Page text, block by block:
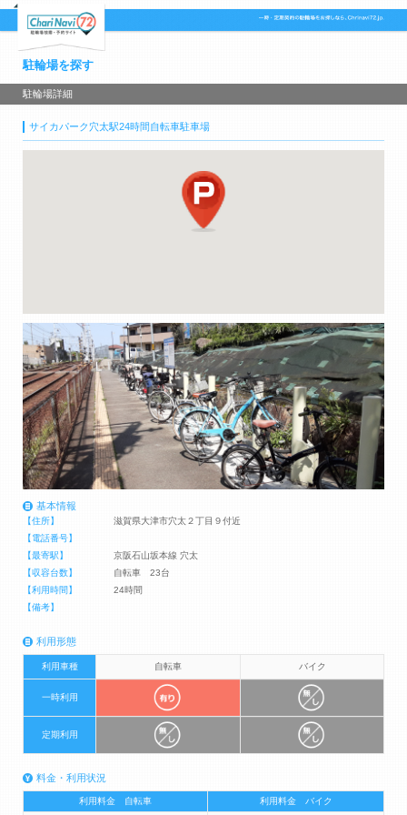
駐輪場を探す
駐輪場詳細
サイカパーク穴太駅24時間自転車駐車場
基本情報
【住所】
滋賀県大津市穴太２丁目９付近
【電話番号】
【最寄駅】
京阪石山坂本線 穴太
【収容台数】
自転車 23台
【利用時間】
24時間
【備考】
利用形態
利用車種 自転車 バイク
一時利用
定期利用
料金・利用状況
利用料金 自転車 利用料金 バイク